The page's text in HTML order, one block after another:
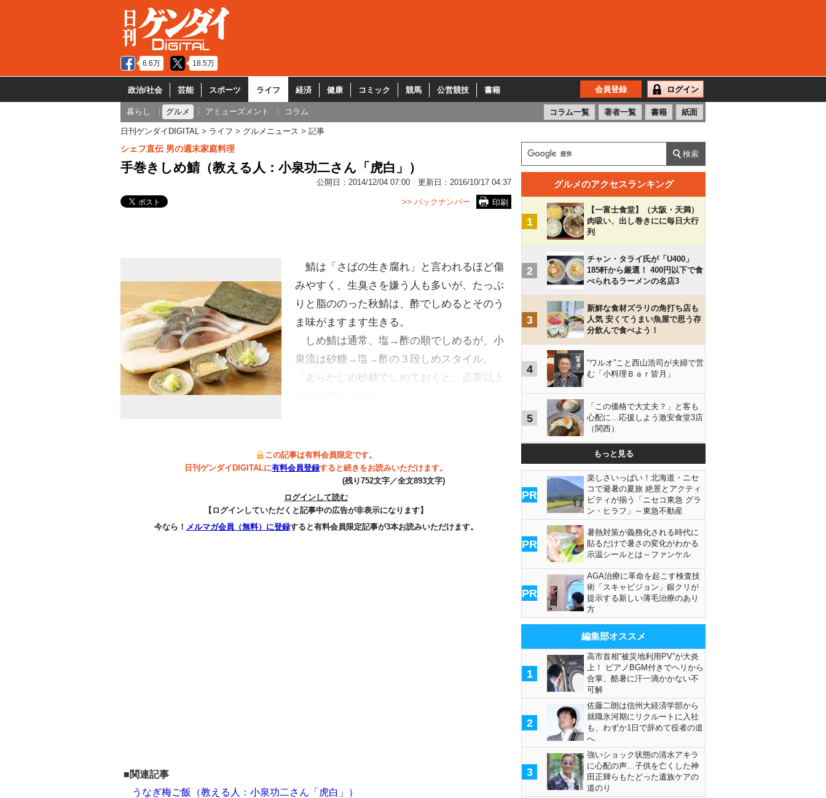
6.6万 18.5万
政治/社会 芸能 スポーツ ライフ 経済 健康 コミック 競馬 公営競技 書籍 会員登録 ログイン
暮らし グルメ アミューズメント コラム コラム一覧 著者一覧 書籍 紙面
日刊ゲンダイDIGITAL ライフ グルメニュース 記事
シェフ直伝 男の週末家庭料理
手巻きしめ鯖（教える人：小泉功二さん「虎白」）
公開日： 2014/12/04 07:00 更新日： 2016/10/17 04:37
印刷
>> バックナンバー
鯖は「さばの生き腐れ」と言われるほど傷
みやすく、生臭さを嫌う人も多いが、たっぷ
りと脂ののった秋鯖は、酢でしめるとそのう
ま味がますます生きる。
しめ鯖は通常、塩→酢の順でしめるが、小
泉流は砂糖→塩→酢の３段しめスタイル。
「あらかじめ砂糖でしめておくと、必要以上
この記事は有料会員限定です。
日刊ゲンダイDIGITALに有料会員登録すると続きをお読みいただけます。
(残り752文字／全文893文字)
ログインして読む
【ログインしていただくと記事中の広告が非表示になります】
今なら！ メルマガ会員（無料）に登録すると有料会員限定記事が3本お読みいただけます。
■関連記事
うなぎ梅ご飯（教える人：小泉功二さん「虎白」）
グルメのアクセスランキング
1
【一富士食堂】（大阪・天満）
肉吸い、出し巻きにに毎日大行
列
2
チャン・タライ氏が「U400」
185軒から厳選！ 400円以下で食
べられるラーメンの名店3
3
新鮮な食材ズラリの角打ち店も
人気 安くてうまい魚屋で思う存
分飲んで食べよう！
4
“ワルオ”こと西山浩司が夫婦で営
む「小料理Ｂａｒ皆月」
5
「この価格で大丈夫？」と客も
心配に…応援しよう激安食堂3店
（関西）
もっと見る
PR
楽しさいっぱい！北海道・ニセ
コで避暑の夏旅 絶景とアクティ
ビティが揃う「ニセコ東急 グラ
ン・ヒラフ」～東急不動産
PR
暑熱対策が義務化される時代に
貼るだけで暑さの変化がわかる
示温シールとは～ファンケル
PR
AGA治療に革命を起こす検査技
術「スキャビジョン」銀クリが
提示する新しい薄毛治療のあり
方
編集部オススメ
1
高市首相“被災地利用PV”が大炎
上！ ピアノBGM付きでヘリから
合掌、酷暑に汗一滴かかない不
可解
2
佐藤二朗は信州大経済学部から
就職氷河期にリクルートに入社
も、わずか1日で辞めて役者の道
へ
3
強いショック状態の清水アキラ
に心配の声…子供を亡くした神
田正輝らもたどった遺族ケアの
道のり